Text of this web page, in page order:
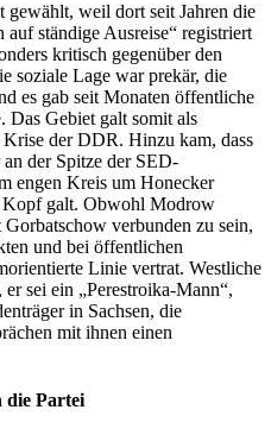
weil dort seit Jahren die
ständige Ausreise“ registriert
kritisch gegenüber den
soziale Lage war prekär, die
es gab seit Monaten öffentliche
Das Gebiet galt somit als
der DDR. Hinzu kam, dass
der Spitze der SED-
engen Kreis um Honecker
Kopf galt. Obwohl Modrow
verbunden zu sein,
und bei öffentlichen
Linie vertrat. Westliche
sei ein „Perestroika-Mann“,
in Sachsen, die
mit ihnen einen
die Partei